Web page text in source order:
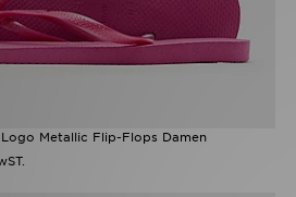
Logo Metallic Flip-Flops Damen